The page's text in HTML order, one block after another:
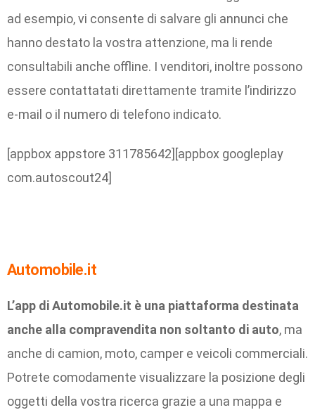
ad esempio, vi consente di salvare gli annunci che
hanno destato la vostra attenzione, ma li rende
consultabili anche offline. I venditori, inoltre possono
essere contattatati direttamente tramite l’indirizzo
e-mail o il numero di telefono indicato.
[appbox appstore 311785642][appbox googleplay
com.autoscout24]
Automobile.it
L’app di Automobile.it è una piattaforma destinata
anche alla compravendita non soltanto di auto, ma
anche di camion, moto, camper e veicoli commerciali.
Potrete comodamente visualizzare la posizione degli
oggetti della vostra ricerca grazie a una mappa e